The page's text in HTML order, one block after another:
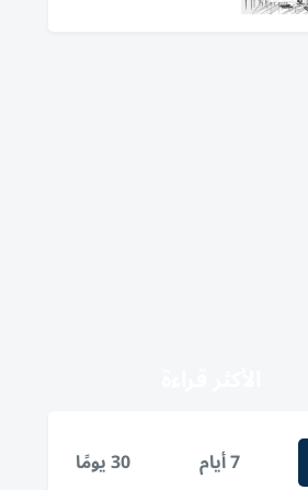
7 أيام 30 يومًا